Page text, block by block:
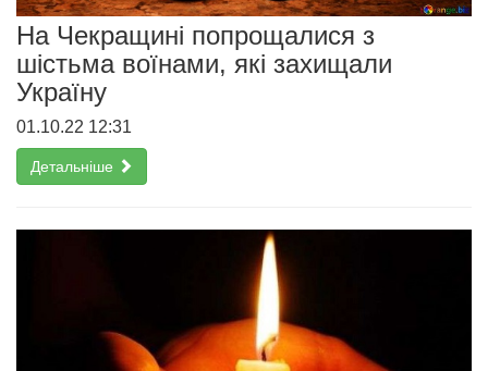
На Чекращині попрощалися з
шістьма воїнами, які захищали
Україну
01.10.22 12:31
Детальніше